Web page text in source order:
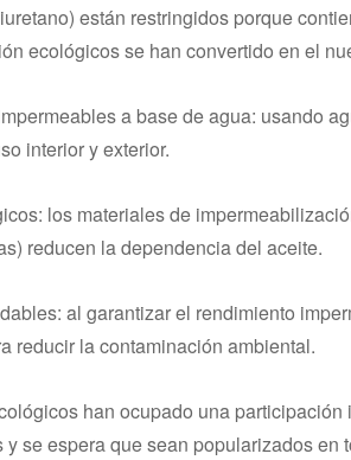
están restringidos porque
ecológicos se han convertido en el
a base de agua: usando
interior y exterior.
los materiales de
reducen la dependencia del aceite.
al garantizar el rendimiento
reducir la contaminación ambiental.
han ocupado una
se espera que sean popularizados en